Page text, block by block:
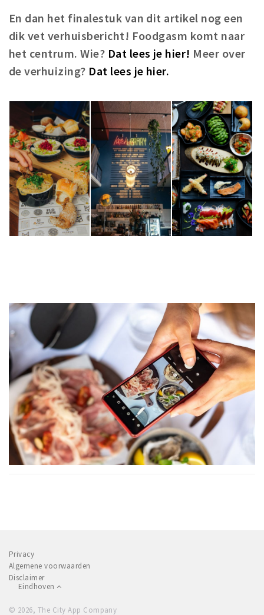
En dan het finalestuk van dit artikel nog een
dik vet verhuisbericht! Foodgasm komt naar
het centrum. Wie? Dat lees je hier! Meer over
de verhuizing? Dat lees je hier.
Privacy
Algemene voorwaarden
Disclaimer
Eindhoven
© 2026, The City App Company